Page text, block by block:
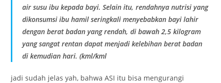
air susu ibu kepada bayi. Selain itu, rendahnya nutrisi yang
dikonsumsi ibu hamil seringkali menyebabkan bayi lahir
dengan berat badan yang rendah, di bawah 2,5 kilogram
yang sangat rentan dapat menjadi kelebihan berat badan
di kemudian hari. (kml/kml
jadi sudah jelas yah, bahwa ASI itu bisa mengurangi